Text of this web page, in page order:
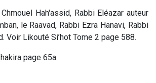
Hah'assid, Rabbi Eléazar auteur
le Raavad, Rabbi Ezra Hanavi, Rabbi
Voir Likouté Si’hot Tome 2 page 588.
page 65a.